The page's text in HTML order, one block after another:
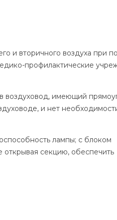
и вторичного воздуха при
профилактические
воздуховод, имеющий
и нет
лампы; с блоком
секцию, обеспечить